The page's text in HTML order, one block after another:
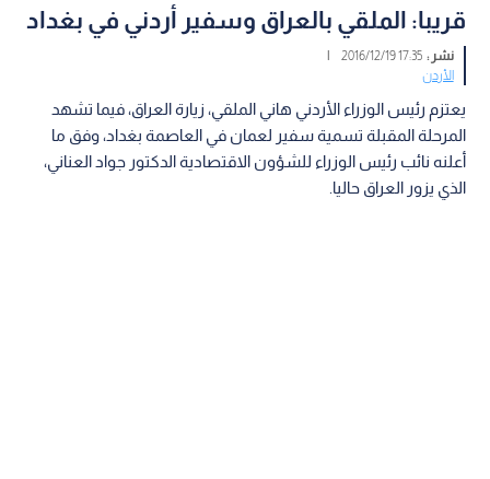
قريبا: الملقي بالعراق وسفير أردني في بغداد
نشر :17:35 2016/12/19
|
الأردن
يعتزم رئيس الوزراء الأردني هاني الملقي، زيارة العراق، فيما تشهد
المرحلة المقبلة تسمية سفير لعمان في العاصمة بغداد، وفق ما
أعلنه نائب رئيس الوزراء للشؤون الاقتصادية الدكتور جواد العناني،
الذي يزور العراق حاليا.